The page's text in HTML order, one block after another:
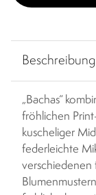
Beschreibung
„Bachas“
fröhlichen
kuscheliger
federleichte
verschiedenen